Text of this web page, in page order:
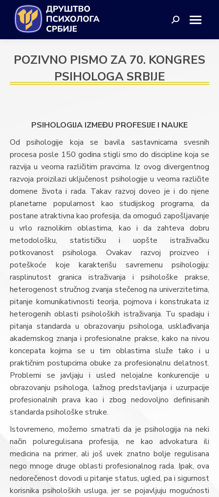
Search:
POZIVNO PISMO ZA 70. KONGRES
PSIHOLOGA SRBIJE
PSIHOLOGIJA IZMEĐU PROFESIJE I NAUKE
Od psihologije koja se bavila sastavnicama svesnih
procesa posle 150 godina stigli smo do discipline koja se
razvija u veoma različitim pravcima. Iz ovog divergentnog
razvoja proizilazi uključenost psihologije u veoma različite
domene života i rada. Takav razvoj doveo je i do njene
planetarne popularnost kao studijskog programa, da
postane atraktivna kao profesija, da omogući zapošljavanje
u vrlo raznolikim oblastima, kao i da zahteva dobru
metodološku, statističku i uopšte istraživačku
potkovanost psihologa. Ovakav razvoj proizveo i
poteškoće koje karakterišu savremenu psihologiju:
rasplinutost granica istraživanja i psihološke prakse,
heterogenost stručnog zvanja stečenog na univerzitetima,
pitanje komunikativnosti teorija, pojmova i konstrukata iz
heterogenih oblasti psiholoških istraživanja. Tu spadaju i
pitanja standarda u obrazovanju psihologa, usklađivanja
akademskog znanja i profesionalne prakse, kako na nivou
koncepata kojima se u tim oblastima služe tako i u
praktičnim postupcima obuke za profesionalnu delatnost.
Problemi se javljaju i usled nelojalne konkurencije u
obrazovanju psihologa, lažnog predstavljanja i uzurpacije
profesionalnih prava kao i zbog nedovoljno definisanih
standarda psihološke struke.
Istovremeno, možemo smatrati da je psihologija na neki
način poluregulisana profesija, ne kao advokatura ili
medicina na primer, ali još uvek znatno bolje regulisana
nego mnoge druge oblasti profesionalnog rada. Ipak, ova
nedorečenost dovodi u pitanje status, ugled, pa i sigurnost
korisnika psiholoških usluga, jer se pojavljuju mogućnosti